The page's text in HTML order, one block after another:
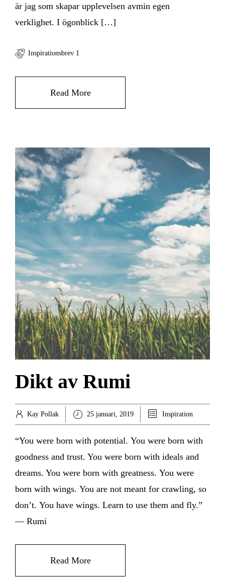
är jag som skapar upplevelsen avmin egen
verklighet. I ögonblick […]
Inspirationsbrev 1
Read More
Dikt av Rumi
Kay Pollak 25 januari, 2019 Inspiration
“You were born with potential. You were born with
goodness and trust. You were born with ideals and
dreams. You were born with greatness. You were
born with wings. You are not meant for crawling, so
don’t. You have wings. Learn to use them and fly.”
― Rumi
Read More